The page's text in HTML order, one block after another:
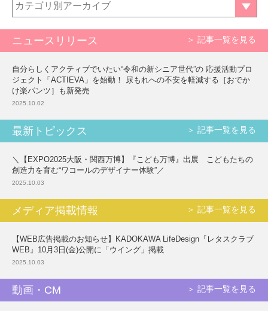
カテゴリ別アーカイブ
ニュースリリース ＞ 記事一覧を見る
自分らしくアクティブでいたい“令和の新シニア世代”の 応援活動プロ
ジェクト「ACTIEVA」を始動！ 尿もれへの不安を軽減する［おでか
け楽パンツ］も新発売
2025.10.02
最新トピックス ＞ 記事一覧を見る
＼【EXPO2025大阪・関西万博】『こども万博』出展 こどもたちの
創造力を育む“ワコールのデザイナー体験”／
2025.10.03
メディア掲載情報 ＞ 記事一覧を見る
【WEB広告掲載のお知らせ】KADOKAWA LifeDesign『レタスクラブ
WEB』10月3日(金)公開に「ウイング」掲載
2025.10.03
動画・CM ＞ 記事一覧を見る